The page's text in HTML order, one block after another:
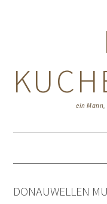
ein
DONAUWELLEN